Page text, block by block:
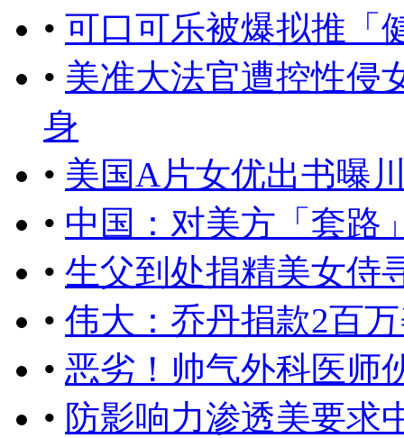
• 可口可乐被爆拟推「
• 美准大法官遭控性侵
身
• 美国A片女优出书曝
• 中国：对美方「套路
• 生父到处捐精美女侍
• 伟大：乔丹捐款2百
• 恶劣！帅气外科医师
• 防影响力渗透美要求